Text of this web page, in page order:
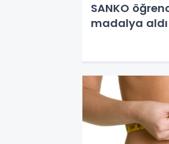
SANKO
madalya aldı